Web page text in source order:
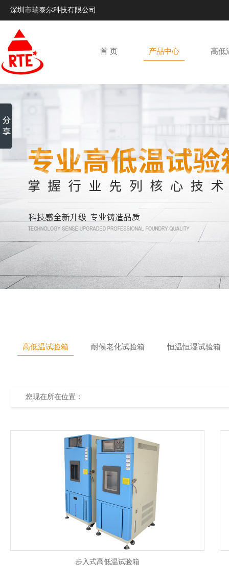
深圳市瑞泰尔科技有限公司
首 页 产品中心 高低
高低温试验箱 耐候老化试验箱 恒温恒湿试验箱
您现在所在位置：
步入式高低温试验箱